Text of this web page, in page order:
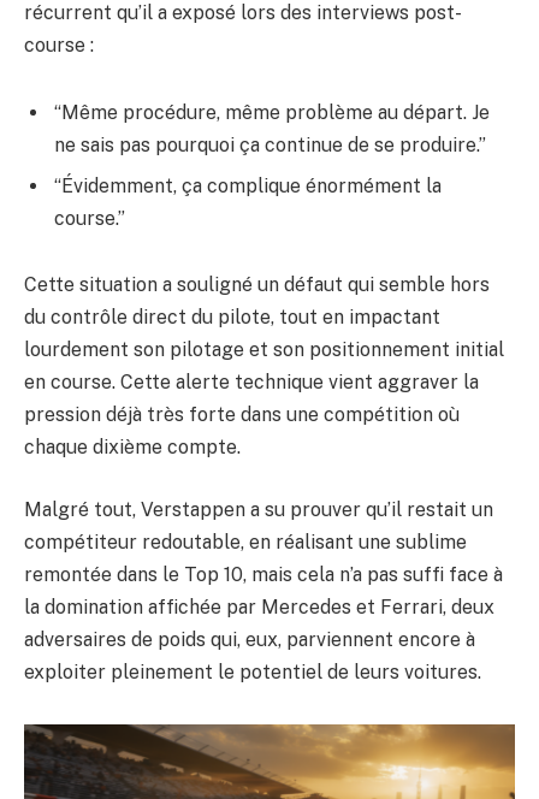
récurrent qu’il a exposé lors des interviews post-
course :
“Même procédure, même problème au départ. Je
ne sais pas pourquoi ça continue de se produire.”
“Évidemment, ça complique énormément la
course.”
Cette situation a souligné un défaut qui semble hors
du contrôle direct du pilote, tout en impactant
lourdement son pilotage et son positionnement initial
en course. Cette alerte technique vient aggraver la
pression déjà très forte dans une compétition où
chaque dixième compte.
Malgré tout, Verstappen a su prouver qu’il restait un
compétiteur redoutable, en réalisant une sublime
remontée dans le Top 10, mais cela n’a pas suffi face à
la domination affichée par Mercedes et Ferrari, deux
adversaires de poids qui, eux, parviennent encore à
exploiter pleinement le potentiel de leurs voitures.